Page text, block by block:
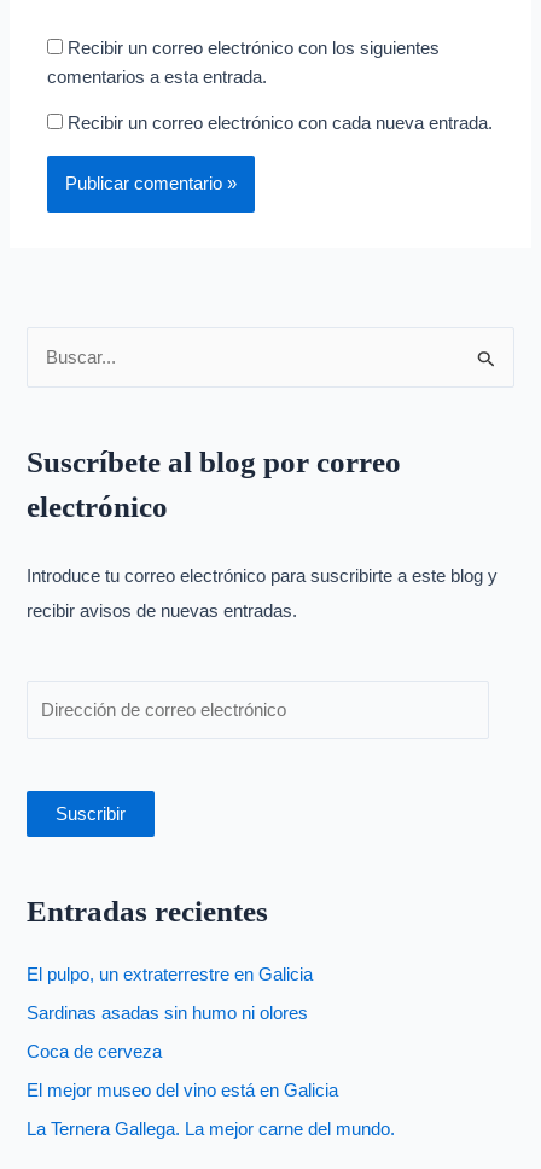
Recibir un correo electrónico con los siguientes
comentarios a esta entrada.
Recibir un correo electrónico con cada nueva entrada.
c
a
p
o
Suscríbete al blog por correo
electrónico
Introduce tu correo electrónico para suscribirte a este blog y
recibir avisos de nuevas entradas.
Suscribir
Entradas recientes
El pulpo, un extraterrestre en Galicia
Sardinas asadas sin humo ni olores
Coca de cerveza
El mejor museo del vino está en Galicia
La Ternera Gallega. La mejor carne del mundo.